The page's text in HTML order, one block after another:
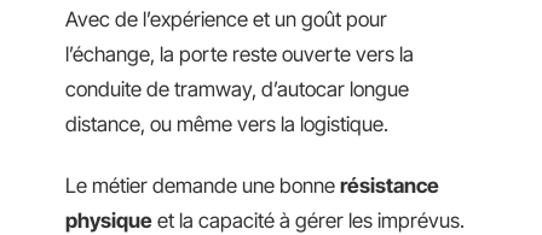
Avec de l’expérience et un goût pour
l’échange, la porte reste ouverte vers la
conduite de tramway, d’autocar longue
distance, ou même vers la logistique.
Le métier demande une bonne résistance
physique et la capacité à gérer les imprévus.